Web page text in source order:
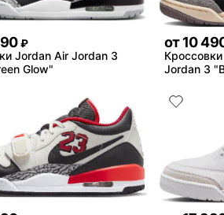
₽
Jordan Air Jordan 3
Glow"
от 10
Jordan 3